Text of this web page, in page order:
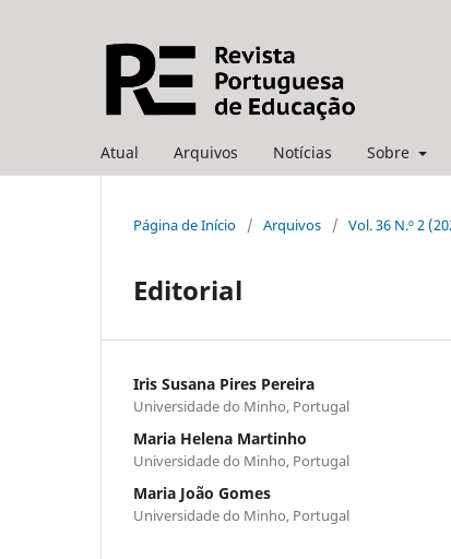
Atual Arquivos Notícias Sobre
Página de Início / Arquivos / Vol. 36 N.º 2
Editorial
Iris Susana Pires Pereira
Universidade do Minho, Portugal
Maria Helena Martinho
Universidade do Minho, Portugal
Maria João Gomes
Universidade do Minho, Portugal